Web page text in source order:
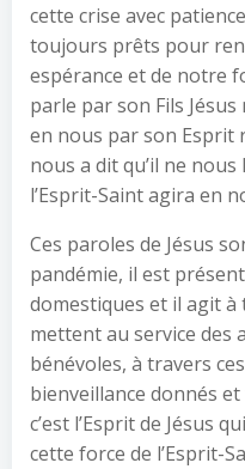
cette crise avec
toujours prêts pour
espérance et de notre
parle par son Fils
en nous par son Esprit
nous a dit qu’il ne
l’Esprit-Saint agira en
Ces paroles de Jésus
pandémie, il est
domestiques et il agit à
mettent au service des
bénévoles, à travers
bienveillance donnés
c’est l’Esprit de Jésus
cette force de l’Esprit-